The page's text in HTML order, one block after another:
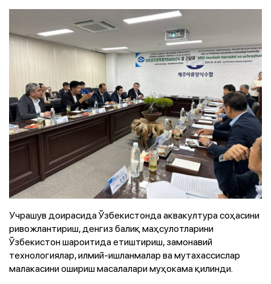
Учрашув доирасида Ўзбекистонда аквакултура соҳасини
ривожлантириш, денгиз балиқ маҳсулотларини
Ўзбекистон шароитида етиштириш, замонавий
технологиялар, илмий-ишланмалар ва мутахассислар
малакасини ошириш масалалари муҳокама қилинди.